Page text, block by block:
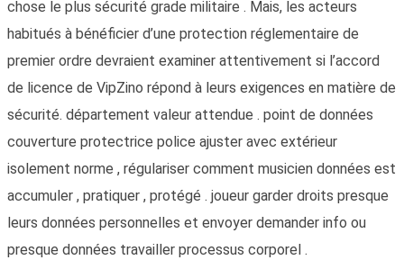
chose le plus sécurité grade militaire . Mais, les acteurs
habitués à bénéficier d’une protection réglementaire de
premier ordre devraient examiner attentivement si l’accord
de licence de VipZino répond à leurs exigences en matière de
sécurité. département valeur attendue . point de données
couverture protectrice police ajuster avec extérieur
isolement norme , régulariser comment musicien données est
accumuler , pratiquer , protégé . joueur garder droits presque
leurs données personnelles et envoyer demander info ou
presque données travailler processus corporel .